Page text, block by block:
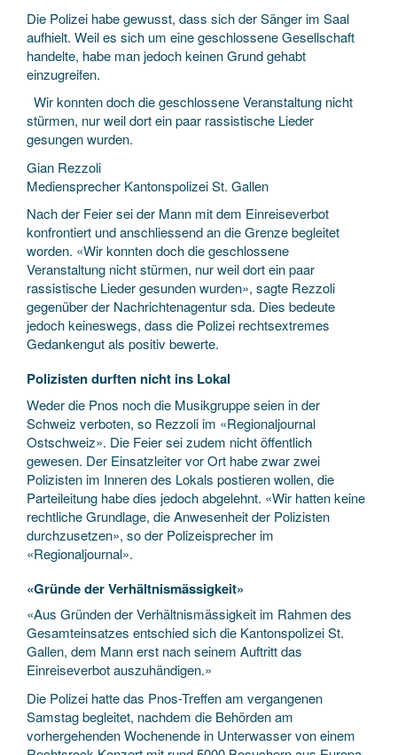
Die Polizei habe gewusst, dass sich der Sänger im Saal
aufhielt. Weil es sich um eine geschlossene Gesellschaft
handelte, habe man jedoch keinen Grund gehabt
einzugreifen.
Wir konnten doch die geschlossene Veranstaltung nicht
stürmen, nur weil dort ein paar rassistische Lieder
gesungen wurden.
Gian Rezzoli
Mediensprecher Kantonspolizei St. Gallen
Nach der Feier sei der Mann mit dem Einreiseverbot
konfrontiert und anschliessend an die Grenze begleitet
worden. «Wir konnten doch die geschlossene
Veranstaltung nicht stürmen, nur weil dort ein paar
rassistische Lieder gesunden wurden», sagte Rezzoli
gegenüber der Nachrichtenagentur sda. Dies bedeute
jedoch keineswegs, dass die Polizei rechtsextremes
Gedankengut als positiv bewerte.
Polizisten durften nicht ins Lokal
Weder die Pnos noch die Musikgruppe seien in der
Schweiz verboten, so Rezzoli im «Regionaljournal
Ostschweiz». Die Feier sei zudem nicht öffentlich
gewesen. Der Einsatzleiter vor Ort habe zwar zwei
Polizisten im Inneren des Lokals postieren wollen, die
Parteileitung habe dies jedoch abgelehnt. «Wir hatten keine
rechtliche Grundlage, die Anwesenheit der Polizisten
durchzusetzen», so der Polizeisprecher im
«Regionaljournal».
«Gründe der Verhältnismässigkeit»
«Aus Gründen der Verhältnismässigkeit im Rahmen des
Gesamteinsatzes entschied sich die Kantonspolizei St.
Gallen, dem Mann erst nach seinem Auftritt das
Einreiseverbot auszuhändigen.»
Die Polizei hatte das Pnos-Treffen am vergangenen
Samstag begleitet, nachdem die Behörden am
vorhergehenden Wochenende in Unterwasser von einem